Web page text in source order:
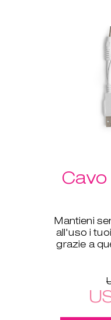
Cavo
Mantieni
all'uso i
grazie a